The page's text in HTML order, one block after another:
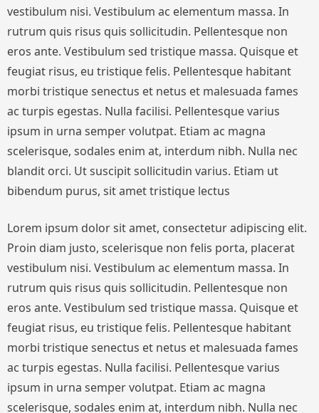
vestibulum nisi. Vestibulum ac elementum massa. In
rutrum quis risus quis sollicitudin. Pellentesque non
eros ante. Vestibulum sed tristique massa. Quisque et
feugiat risus, eu tristique felis. Pellentesque habitant
morbi tristique senectus et netus et malesuada fames
ac turpis egestas. Nulla facilisi. Pellentesque varius
ipsum in urna semper volutpat. Etiam ac magna
scelerisque, sodales enim at, interdum nibh. Nulla nec
blandit orci. Ut suscipit sollicitudin varius. Etiam ut
bibendum purus, sit amet tristique lectus
Lorem ipsum dolor sit amet, consectetur adipiscing elit.
Proin diam justo, scelerisque non felis porta, placerat
vestibulum nisi. Vestibulum ac elementum massa. In
rutrum quis risus quis sollicitudin. Pellentesque non
eros ante. Vestibulum sed tristique massa. Quisque et
feugiat risus, eu tristique felis. Pellentesque habitant
morbi tristique senectus et netus et malesuada fames
ac turpis egestas. Nulla facilisi. Pellentesque varius
ipsum in urna semper volutpat. Etiam ac magna
scelerisque, sodales enim at, interdum nibh. Nulla nec